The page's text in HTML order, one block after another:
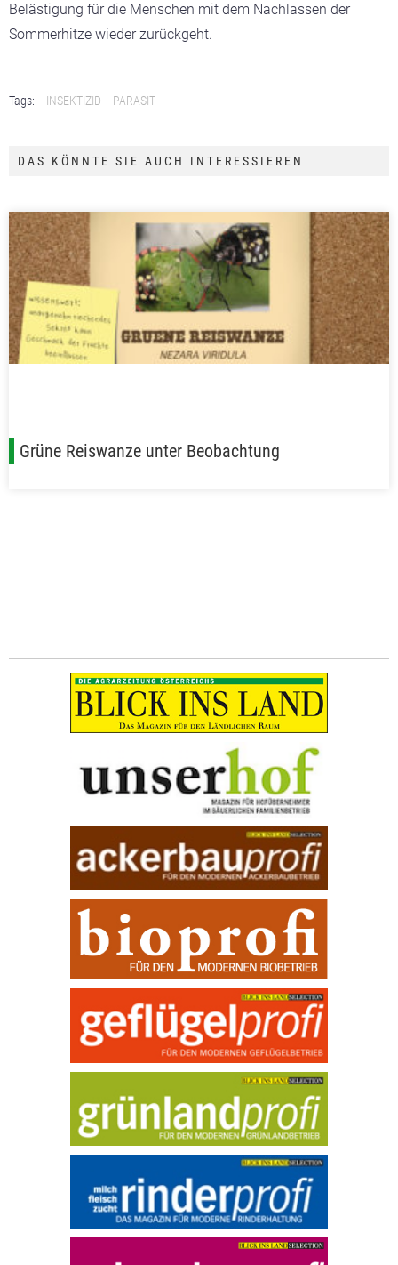
Belästigung für die Menschen mit dem Nachlassen der
Sommerhitze wieder zurückgeht.
Tags: INSEKTIZID PARASIT
DAS KÖNNTE SIE AUCH INTERESSIEREN
Grüne Reiswanze unter Beobachtung